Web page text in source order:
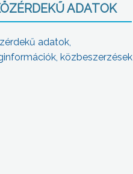
ADATOK
adatok,
közbeszerzések